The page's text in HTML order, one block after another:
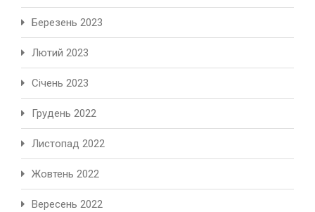
Березень 2023
Лютий 2023
Січень 2023
Грудень 2022
Листопад 2022
Жовтень 2022
Вересень 2022